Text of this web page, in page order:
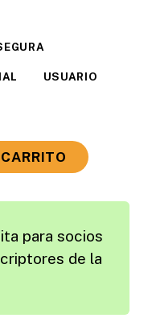
USUARIO
para socios
de la